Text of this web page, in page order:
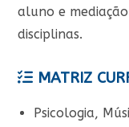
aluno e
disciplinas.
MATRIZ
Psicologia,